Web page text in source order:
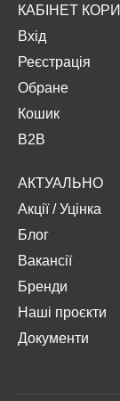
КАБІНЕТ
Вхід
Реєстрація
Обране
Кошик
B2B
АКТУАЛЬНО
Акції/Уцінка
Блог
Вакансії
Бренди
Наші проєкти
Документи